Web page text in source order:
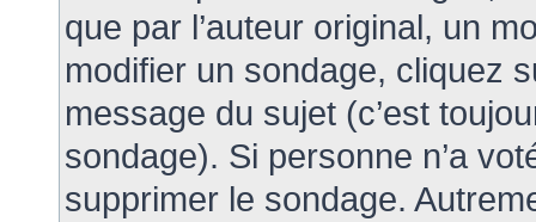
que par l’auteur original, un
modifier un sondage, cliquez
message du sujet (c’est
sondage). Si personne n’a
supprimer le sondage.